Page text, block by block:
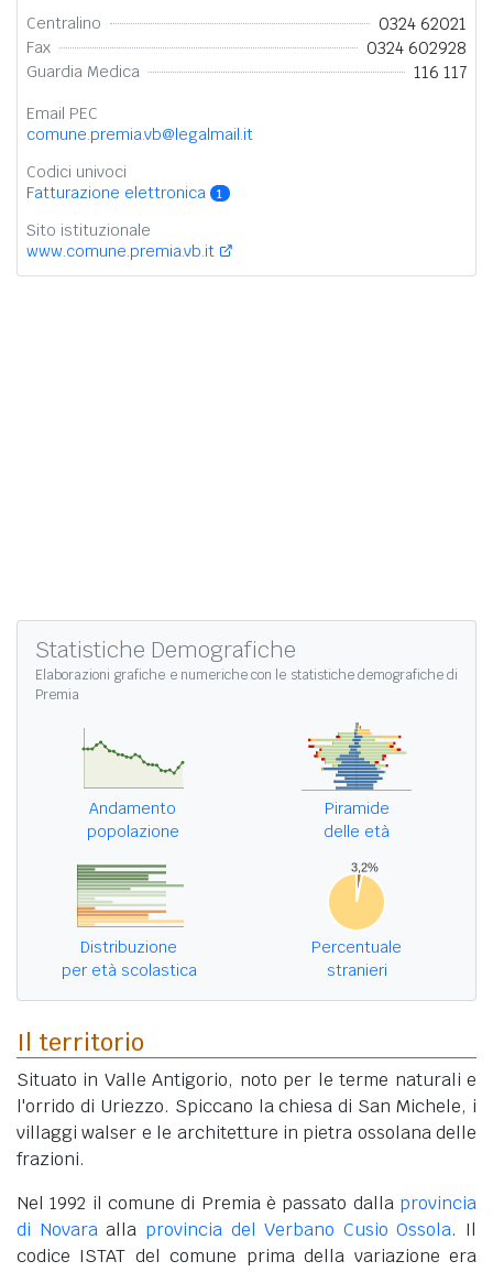
Centralino 0324 62021
Fax 0324 602928
Guardia Medica 116 117
Email PEC
comune.premia.vb@legalmail.it
Codici univoci
Fatturazione elettronica
1
Sito istituzionale
www.comune.premia.vb.it
Statistiche Demografiche
Elaborazioni grafiche e numeriche con le statistiche demografiche di
Premia
Andamento
popolazione
Piramide
delle età
Distribuzione
per età scolastica
Percentuale
stranieri
Il territorio
Situato in Valle Antigorio, noto per le terme naturali e
l'orrido di Uriezzo. Spiccano la chiesa di San Michele, i
villaggi walser e le architetture in pietra ossolana delle
frazioni.
Nel 1992 il comune di Premia è passato dalla provincia
di Novaraalla provincia del Verbano Cusio Ossola. Il
codice ISTAT del comune prima della variazione era